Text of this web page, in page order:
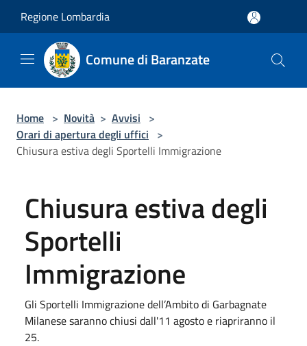
Regione Lombardia
Comune di Baranzate
Home > Novità > Avvisi >
Orari di apertura degli uffici >
Chiusura estiva degli Sportelli Immigrazione
Chiusura estiva degli
Sportelli
Immigrazione
Gli Sportelli Immigrazione dell’Ambito di Garbagnate
Milanese saranno chiusi dall'11 agosto e riapriranno il
25.